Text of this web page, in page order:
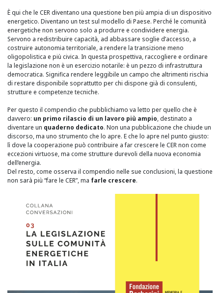
È qui che le CER diventano una questione ben più ampia di un dispositivo
energetico. Diventano un test sul modello di Paese. Perché le comunità
energetiche non servono solo a produrre e condividere energia.
Servono a redistribuire capacità, ad abbassare soglie d’accesso, a
costruire autonomia territoriale, a rendere la transizione meno
oligopolistica e più civica. In questa prospettiva, raccogliere e ordinare
la legislazione non è un esercizio notarile: è un pezzo di infrastruttura
democratica. Significa rendere leggibile un campo che altrimenti rischia
di restare disponibile soprattutto per chi dispone già di consulenti,
strutture e competenze tecniche.
Per questo il compendio che pubblichiamo va letto per quello che è
davvero: un primo rilascio di un lavoro più ampio, destinato a
diventare un quaderno dedicato. Non una pubblicazione che chiude un
discorso, ma uno strumento che lo apre. E che lo apre nel punto giusto:
lì dove la cooperazione può contribuire a far crescere le CER non come
eccezioni virtuose, ma come strutture durevoli della nuova economia
dell’energia.
Del resto, come osserva il compendio nelle sue conclusioni, la questione
non sarà più “fare le CER”, ma farle crescere.